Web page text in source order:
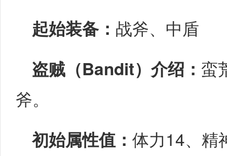
起始装备： 战斧、中盾
盗贼（Bandit）介绍： 蛮
斧。
初始属性值： 体力14、精